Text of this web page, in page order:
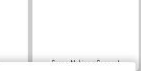
Grand Mahjong Connect